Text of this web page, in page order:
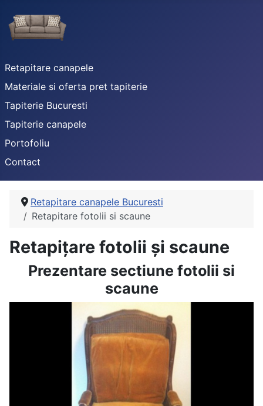
Retapitare canapele
Materiale si oferta pret tapiterie
Tapiterie Bucuresti
Tapiterie canapele
Portofoliu
Contact
Retapitare canapele Bucuresti
Retapitare fotolii si scaune
Retapițare fotolii și scaune
Prezentare sectiune fotolii si
scaune